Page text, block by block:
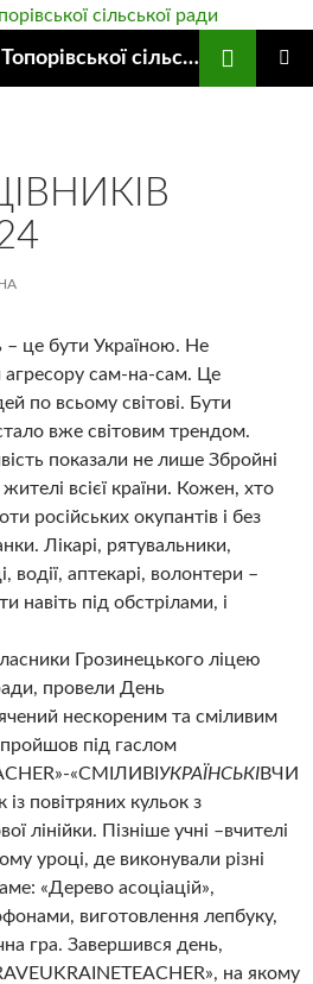
Грозинецький ліцей Топорівської сільської ради
– це бути Україною. Не
агресору сам-на-сам. Це
по всьому світові. Бути
вже світовим трендом.
показали не лише Збройні
всієї країни. Кожен, хто
російських окупантів і без
Лікарі, рятувальники,
водії, аптекарі, волонтери –
під обстрілами, і
Грозинецького ліцею
провели День
нескореним та сміливим
пройшов під гаслом
«СМІЛИВІ УКРАЇНСЬКІВЧИ
повітряних кульок з
лінійки. Пізніше учні –вчителі
уроці, де виконували різні
«Дерево асоціацій»,
виготовлення лепбуку,
гра. Завершився день,
на якому